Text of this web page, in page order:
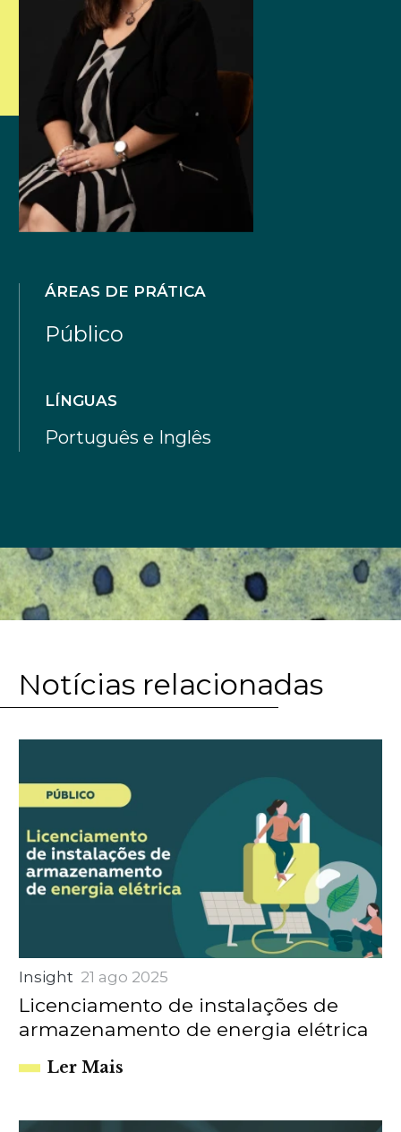
ÁREAS DE PRÁTICA
Público
LÍNGUAS
Português e Inglês
Notícias relacionadas
Insight 21 ago 2025
Licenciamento de instalações de
armazenamento de energia elétrica
Ler Mais